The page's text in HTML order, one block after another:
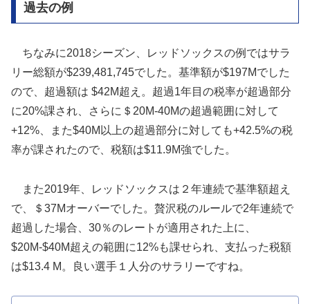
過去の例
ちなみに2018シーズン、レッドソックスの例ではサラ
リー総額が$239,481,745でした。基準額が$197Mでした
ので、超過額は $42M超え。超過1年目の税率が超過部分
に20%課され、さらに＄20M-40Mの超過範囲に対して
+12%、また$40M以上の超過部分に対しても+42.5%の税
率が課されたので、税額は$11.9M強でした。
また2019年、レッドソックスは２年連続で基準額超え
で、＄37Mオーバーでした。贅沢税のルールで2年連続で
超過した場合、30％のレートが適用された上に、
$20M-$40M超えの範囲に12%も課せられ、支払った税額
は$13.4 M。良い選手１人分のサラリーですね。